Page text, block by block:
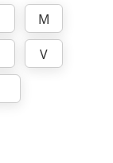
M
V